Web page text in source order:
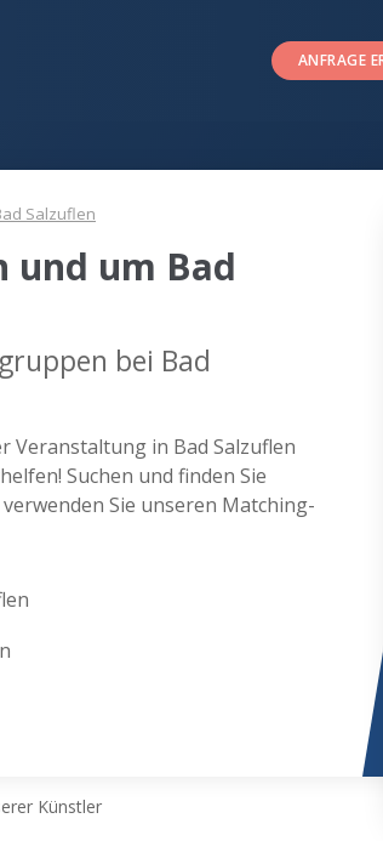
ANFRAGE
Salzuflen
und um Bad
bei Bad
Veranstaltung in Bad Salzuflen
Suchen und finden Sie
Sie unseren Matching-
Künstler